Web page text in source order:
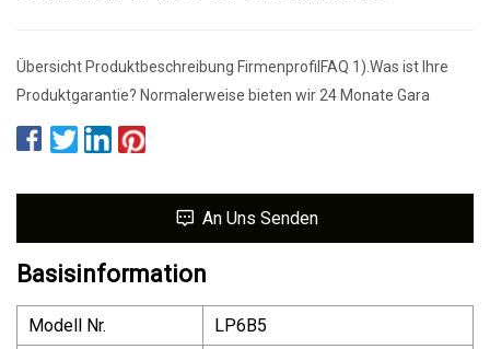
Übersicht Produktbeschreibung FirmenprofilFAQ 1).Was ist Ihre
Produktgarantie? Normalerweise bieten wir 24 Monate Gara
An Uns Senden
Basisinformation
Modell Nr.
LP6B5